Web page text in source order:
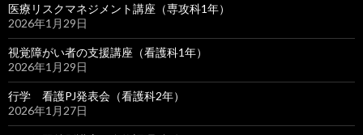
医療リスクマネジメント講座（専攻科1年）
2026年1月29日
視覚障がい者の支援講座（看護科1年）
2026年1月29日
行学 看護PJ発表会（看護科2年）
2026年1月27日